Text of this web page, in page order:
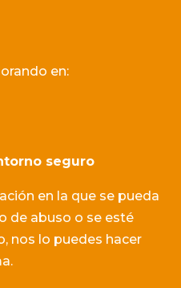
en:
seguro
en la que se pueda
de abuso o se esté
nos lo puedes hacer